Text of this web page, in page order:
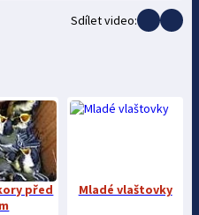
Sdílet video:
před
Mladé vlaštovky